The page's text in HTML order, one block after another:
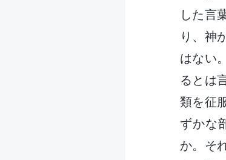
した言
り、神
はない
るとは
類を征
ずかな
か。そ